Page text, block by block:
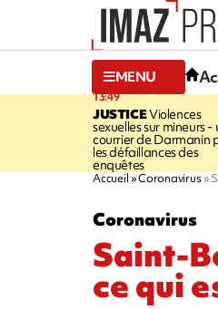
MENU
13:49
JUSTICEViolences
sexuelles sur mineurs -
courrier de Darmanin
les défaillances des
enquêtes
Accueil Coronavirus
Coronavirus
Saint-
ce qui